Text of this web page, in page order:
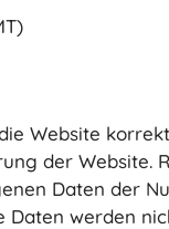
Website
der Website.
Daten der
werden